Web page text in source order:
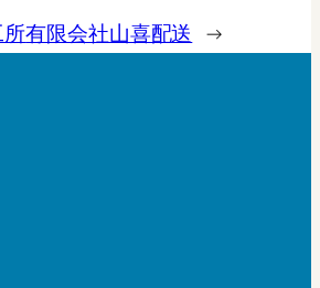
有限会社山喜配送 →